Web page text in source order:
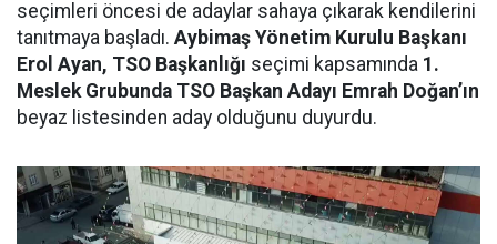
seçimleri öncesi de adaylar sahaya çıkarak kendilerini
tanıtmaya başladı. Aybimaş Yönetim Kurulu Başkanı
Erol Ayan, TSO Başkanlığı seçimi kapsamında 1.
Meslek Grubunda TSO Başkan Adayı Emrah Doğan’ın
beyaz listesinden aday olduğunu duyurdu.